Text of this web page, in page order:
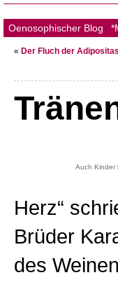
Oenosophischer Blog
« Der Fluch der
Auch Kinder
Herz“
Brüder
des